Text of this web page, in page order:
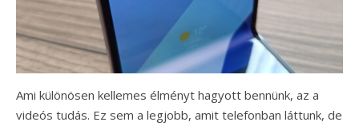
Ami különösen kellemes élményt hagyott bennünk, az a
videós tudás. Ez sem a legjobb, amit telefonban láttunk, de